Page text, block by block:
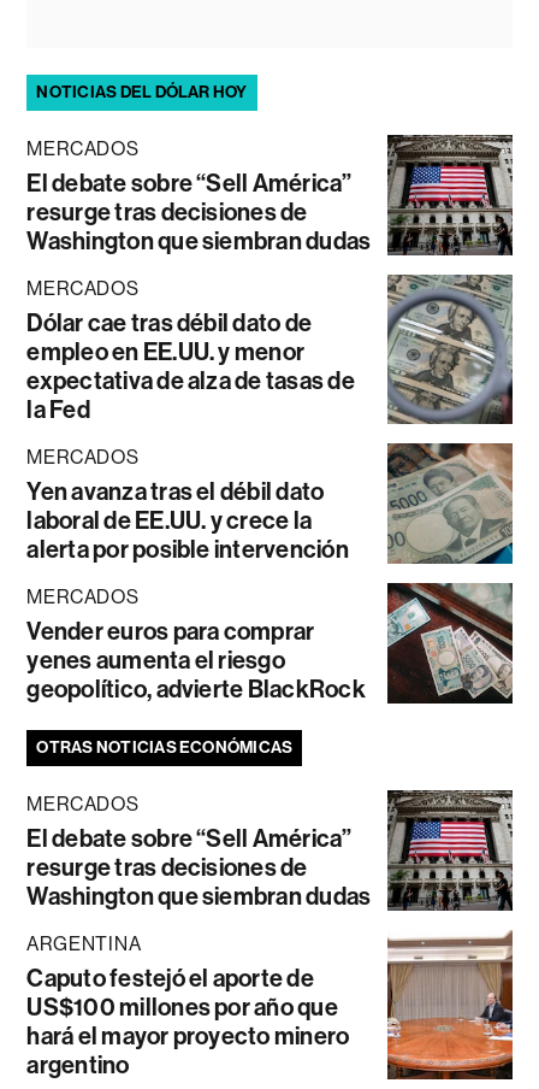
NOTICIAS DEL DÓLAR HOY
MERCADOS
El debate sobre “Sell América”
resurge tras decisiones de
Washington que siembran dudas
MERCADOS
Dólar cae tras débil dato de
empleo en EE.UU. y menor
expectativa de alza de tasas de
la Fed
MERCADOS
Yen avanza tras el débil dato
laboral de EE.UU. y crece la
alerta por posible intervención
MERCADOS
Vender euros para comprar
yenes aumenta el riesgo
geopolítico, advierte BlackRock
OTRAS NOTICIAS ECONÓMICAS
MERCADOS
El debate sobre “Sell América”
resurge tras decisiones de
Washington que siembran dudas
ARGENTINA
Caputo festejó el aporte de
US$100 millones por año que
hará el mayor proyecto minero
argentino